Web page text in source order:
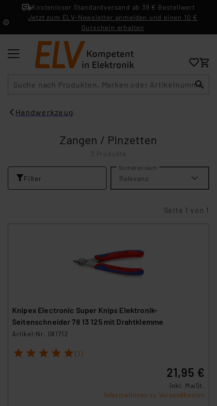
Kostenloser Standardversand ab 39 € Bestellwert
Jetzt zum ELV-Newsletter anmelden und einen 10 €
Gutschein erhalten
Handwerkzeug
Zangen / Pinzetten
3 Produkte
Filter
Sortieren nach
Relevanz
Seite 1 von 1
Knipex Electronic Super Knips Elektronik-
Seitenschneider 78 13 125 mit Drahtklemme
Artikel-Nr. 081712
1 2 3 4 5 (1)
21,95 €
inkl. MwSt.
Informationen zu Versandkosten